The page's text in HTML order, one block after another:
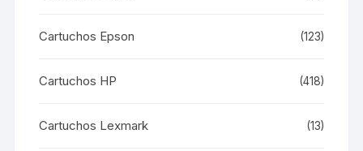
Cartuchos Epson (123)
Cartuchos HP (418)
Cartuchos Lexmark (13)